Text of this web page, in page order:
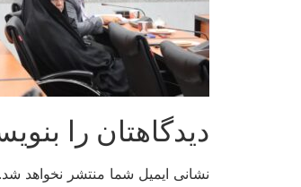
دیدگاهتان را
نشانی ایمیل شما منتشر نخواهد شد.